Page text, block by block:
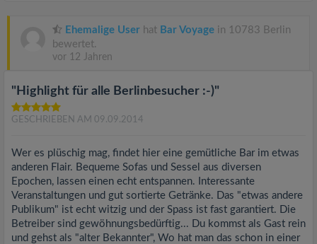
Ehemalige User hat Bar Voyage in 10783 Berlin
bewertet.
vor 12 Jahren
"Highlight für alle Berlinbesucher :-)"
GESCHRIEBEN AM 09.09.2014
Wer es plüschig mag, findet hier eine gemütliche Bar im etwas
anderen Flair. Bequeme Sofas und Sessel aus diversen
Epochen, lassen einen echt entspannen. Interessante
Veranstaltungen und gut sortierte Getränke. Das "etwas andere
Publikum" ist echt witzig und der Spass ist fast garantiert. Die
Betreiber sind gewöhnungsbedürftig... Du kommst als Gast rein
und gehst als "alter Bekannter", Wo hat man das schon in einer